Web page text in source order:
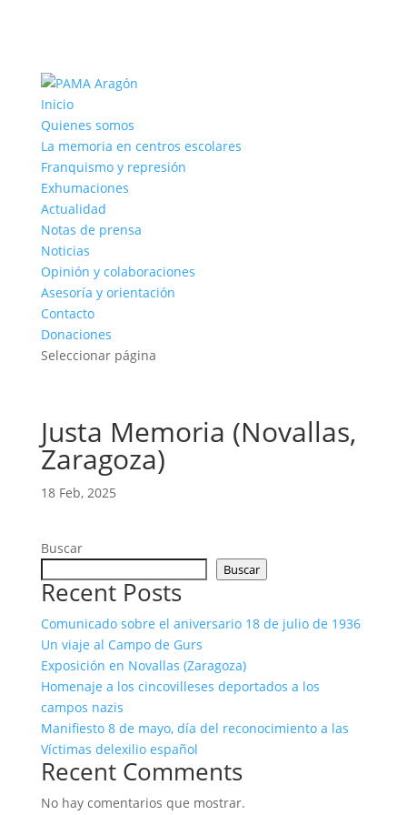
Inicio
Quienes somos
La memoria en centros escolares
Franquismo y represión
Exhumaciones
Actualidad
Notas de prensa
Noticias
Opinión y colaboraciones
Asesoría y orientación
Contacto
Donaciones
Seleccionar página
Justa Memoria (Novallas,
Zaragoza)
18 Feb, 2025
Buscar
Buscar
Recent Posts
Comunicado sobre el aniversario 18 de julio de 1936
Un viaje al Campo de Gurs
Exposición en Novallas (Zaragoza)
Homenaje a los cincovilleses deportados a los
campos nazis
Manifiesto 8 de mayo, día del reconocimiento a las
Víctimas delexilio español
Recent Comments
No hay comentarios que mostrar.